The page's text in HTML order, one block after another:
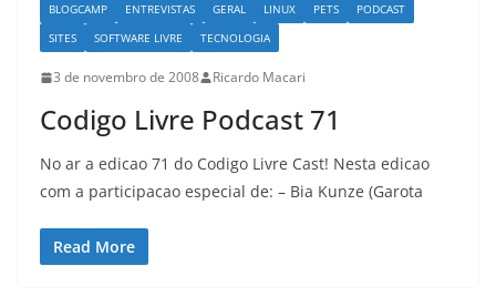
BLOGCAMP ENTREVISTAS GERAL LINUX PETS
PODCAST
SITES
SOFTWARE LIVRE TECNOLOGIA
3 de novembro de 2008 Ricardo Macari
Codigo Livre Podcast 71
No ar a edicao 71 do Codigo Livre Cast! Nesta edicao
com a participacao especial de: – Bia Kunze (Garota
Read More